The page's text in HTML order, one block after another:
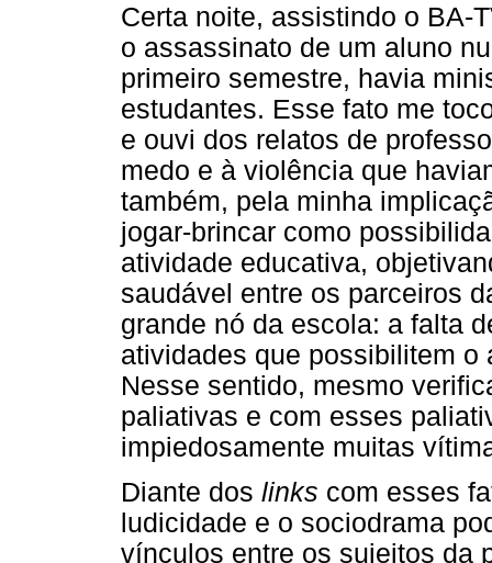
Certa noite, assistindo o BA-
o assassinato de um aluno
primeiro semestre, havia
estudantes. Esse fato me
e ouvi dos relatos de
medo e à violência que
também, pela minha
jogar-brincar como
atividade educativa,
saudável entre os parceiros
grande nó da escola: a falta
atividades que possibilitem o
Nesse sentido, mesmo
paliativas e com esses
impiedosamente muitas
Diante dos links com esses
ludicidade e o sociodrama
vínculos entre os sujeitos da